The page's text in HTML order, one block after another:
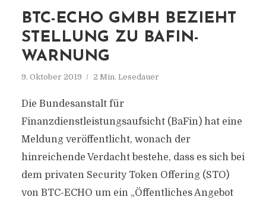
BTC-ECHO GMBH BEZIEHT
STELLUNG ZU BAFIN-
WARNUNG
9. Oktober 2019 2 Min. Lesedauer
Die Bundesanstalt für
Finanzdienstleistungsaufsicht (BaFin) hat eine
Meldung veröffentlicht, wonach der
hinreichende Verdacht bestehe, dass es sich bei
dem privaten Security Token Offering (STO)
von BTC-ECHO um ein „Öffentliches Angebot